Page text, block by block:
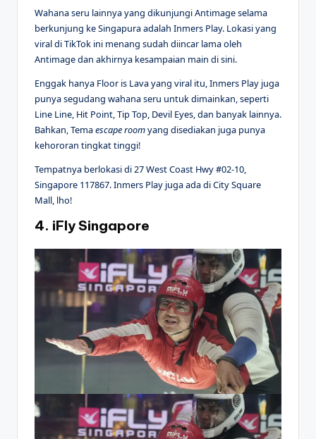
Wahana seru lainnya yang dikunjungi Antimage selama
berkunjung ke Singapura adalah Inmers Play. Lokasi yang
viral di TikTok ini menang sudah diincar lama oleh
Antimage dan akhirnya kesampaian main di sini.
Enggak hanya Floor is Lava yang viral itu, Inmers Play juga
punya segudang wahana seru untuk dimainkan, seperti
Line Line, Hit Point, Tip Top, Devil Eyes, dan banyak lainnya.
Bahkan, Temaescape roomyang disediakan juga punya
kehororan tingkat tinggi!
Tempatnya berlokasi di 27 West Coast Hwy #02-10,
Singapore 117867. Inmers Play juga ada di City Square
Mall, lho!
4. iFly Singapore